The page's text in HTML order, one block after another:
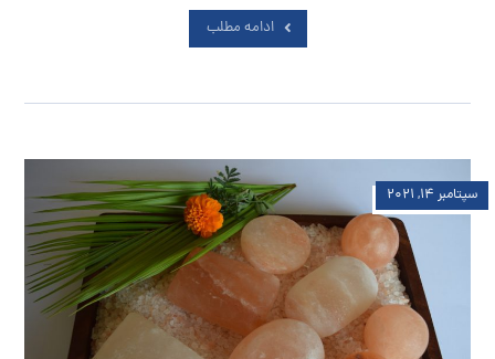
ادامه مطلب
سپتامبر ۱۴, ۲۰۲۱